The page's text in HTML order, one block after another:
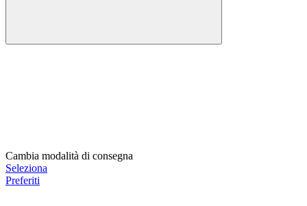
Cambia modalità di consegna
Seleziona
Preferiti